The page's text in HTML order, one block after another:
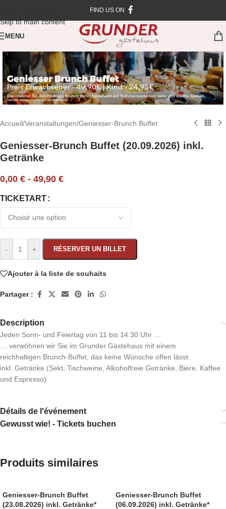
Skip to main content
FIND US ON
MENU
Accueil/Veranstaltungen/Geniesser-Brunch Buffet
Geniesser-Brunch Buffet (20.09.2026) inkl.
Getränke
0,00 € - 49,90 €
TICKETART
- + RÉSERVER UN BILLET
Ajouter à la liste de souhaits
Partager :
Description
Jeden Sonn- und Feiertag von 11 bis 14:30 Uhr …
… verwöhnen wir Sie im Grunder Gästehaus mit einem
reichhaltigen Brunch-Buffet, das keine Wünsche offen lässt.
inkl. Getränke (Sekt, Tischweine, Alkoholfreie Getränke, Biere, Kaffee
und Espresso)
Détails de l'événement
Gewusst wie! - Tickets buchen
Produits similaires
Geniesser-Brunch Buffet
(23.08.2026) inkl. Getränke*
Geniesser-Brunch Buffet
(06.09.2026) inkl. Getränke*